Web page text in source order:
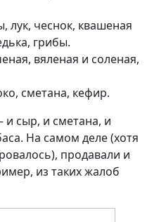
лук, чеснок, квашеная
грибы.
вяленая и соленая,
сметана, кефир.
и сыр, и сметана, и
На самом деле (хотя
продавали и
из таких жалоб